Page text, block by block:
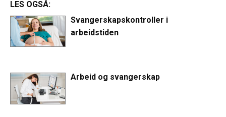
LES OGSÅ:
Svangerskapskontroller i
arbeidstiden
Arbeid og svangerskap